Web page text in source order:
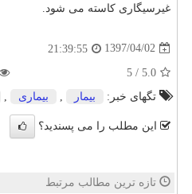
غیرسیگاری كاسته می شود.
1397/04/02
21:39:55
5.0
/
5
تگهای خبر:
بیمار بیماری
این مطلب را می پسندید؟
تازه ترین مطالب مرتبط